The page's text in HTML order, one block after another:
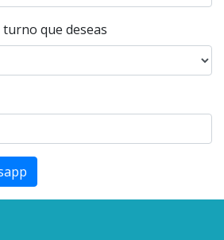
que deseas